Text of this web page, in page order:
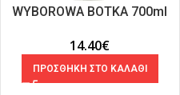
WYBOROWA ΒΟΤΚΑ 700ml
14.40€
ΠΡΟΣΘΗΚΗ ΣΤΟ ΚΑΛΑΘΙ